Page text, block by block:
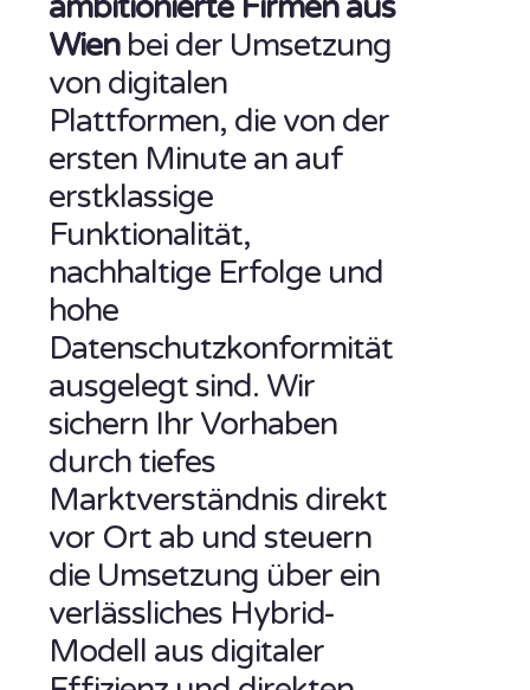
Wienbei der Umsetzung
von digitalen
Plattformen, die von der
ersten Minute an auf
erstklassige
Funktionalität,
nachhaltige Erfolge und
hohe
Datenschutzkonformität
ausgelegt sind. Wir
sichern Ihr Vorhaben
durch tiefes
Marktverständnis direkt
vor Ort ab und steuern
die Umsetzung über ein
verlässliches Hybrid-
Modell aus digitaler